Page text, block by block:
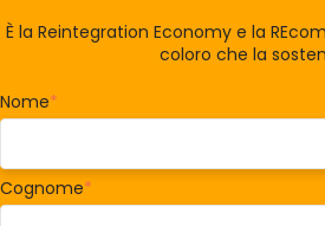
È la Reintegration Economy e la
coloro che la
Nome*
Cognome*